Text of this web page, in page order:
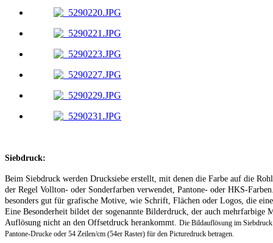
Siebdruck:
Beim Siebdruck werden Drucksiebe erstellt, mit denen die Farbe auf die
der Regel Vollton- oder Sonderfarben verwendet, Pantone- oder HKS-
besonders gut für grafische Motive, wie Schrift, Flächen oder Logos, die
Eine Besonderheit bildet der sogenannte Bilderdruck, der auch mehrfarbige
Auflösung nicht an den Offsetdruck herankommt. Die Bildauflösung im
Pantone-Drucke oder 54 Zeilen/cm (54er Raster) für den Picturedruck betragen.